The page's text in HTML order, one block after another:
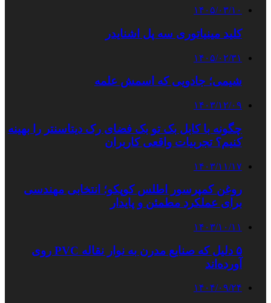
۱۴۰۵/۰۳/۱۰
کلید مینیاتوری سه پل اشنایدر
۱۴۰۵/۰۲/۳۱
شیمی؛ جادویی که اسمش علمه
۱۴۰۳/۱۲/۰۹
چگونه با کابل بک تو بک فضای رک دیتاسنتر را بهینه
کنیم؟ تجربیات واقعی کاربران
۱۴۰۳/۱۱/۱۷
روغن کمپرسور اطلس کوپکو؛ انتخابی مهندسی
برای عملکرد مطمئن و پایدار
۱۴۰۳/۱۰/۱۱
۵ دلیل که صنایع مدرن به نوار نقاله PVC روی
آورده‌اند
۱۴۰۴/۰۹/۲۴